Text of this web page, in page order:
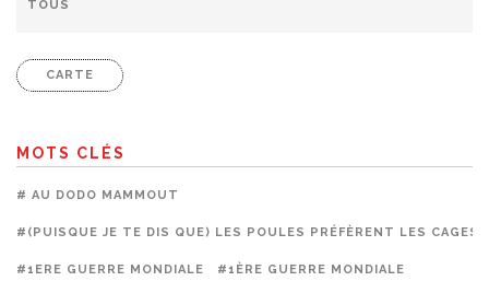
CARTE
MOTS CLÉS
# AU DODO MAMMOUT
#(PUISQUE JE TE DIS QUE) LES POULES PRÉFÈRENT LES CAGES
#1ERE GUERRE MONDIALE #1ÈRE GUERRE MONDIALE